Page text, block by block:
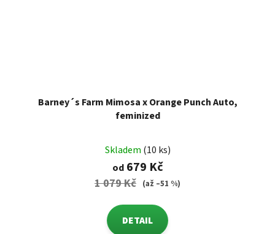
Barney´s Farm Mimosa x Orange Punch Auto,
feminized
Skladem (10 ks)
od679 Kč
1 079 Kč (až –51 %)
DETAIL